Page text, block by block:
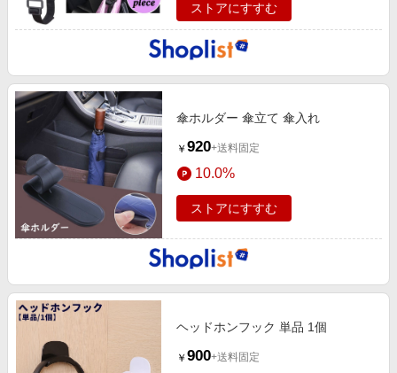
ストアにすすむ
傘ホルダー 傘立て 傘入れ
￥ 920+送料固定
10.0%
ストアにすすむ
ヘッドホンフック 単品 1個
￥ 900+送料固定